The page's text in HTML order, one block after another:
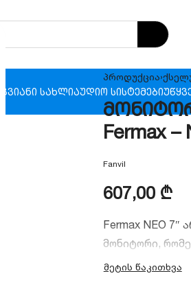
ჭკვიანი სახლიაუდიო სისტემები
პროდუქცია›
Fermax –
Fanvil
607,00 ₾
Fermax NEO
მონიტორი,
მულტიმედიური